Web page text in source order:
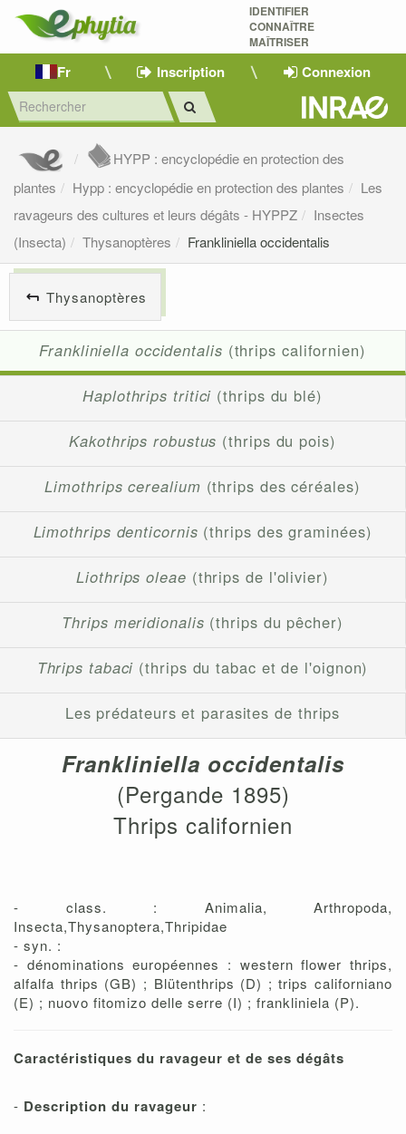
IDENTIFIER
CONNAÎTRE
MAÎTRISER
Fr Inscription Connexion
HYPP : encyclopédie en protection des
plantes
Hypp : encyclopédie en protection des plantes
Les
ravageurs des cultures et leurs dégâts - HYPPZ
Insectes
(Insecta)
Thysanoptères Frankliniella occidentalis
Thysanoptères
Frankliniella occidentalis (thrips californien)
Haplothrips tritici (thrips du blé)
Kakothrips robustus (thrips du pois)
Limothrips cerealium (thrips des céréales)
Limothrips denticornis (thrips des graminées)
Liothrips oleae (thrips de l'olivier)
Thrips meridionalis (thrips du pêcher)
Thrips tabaci (thrips du tabac et de l'oignon)
Les prédateurs et parasites de thrips
Frankliniella occidentalis
(Pergande 1895)
Thrips californien
- class. : Animalia, Arthropoda,
Insecta,Thysanoptera,Thripidae
- syn. :
- dénominations européennes : western flower thrips,
alfalfa thrips (GB) ; Blütenthrips (D) ; trips californiano
(E) ; nuovo fitomizo delle serre (I) ; frankliniela (P).
Caractéristiques du ravageur et de ses dégâts
- Description du ravageur :